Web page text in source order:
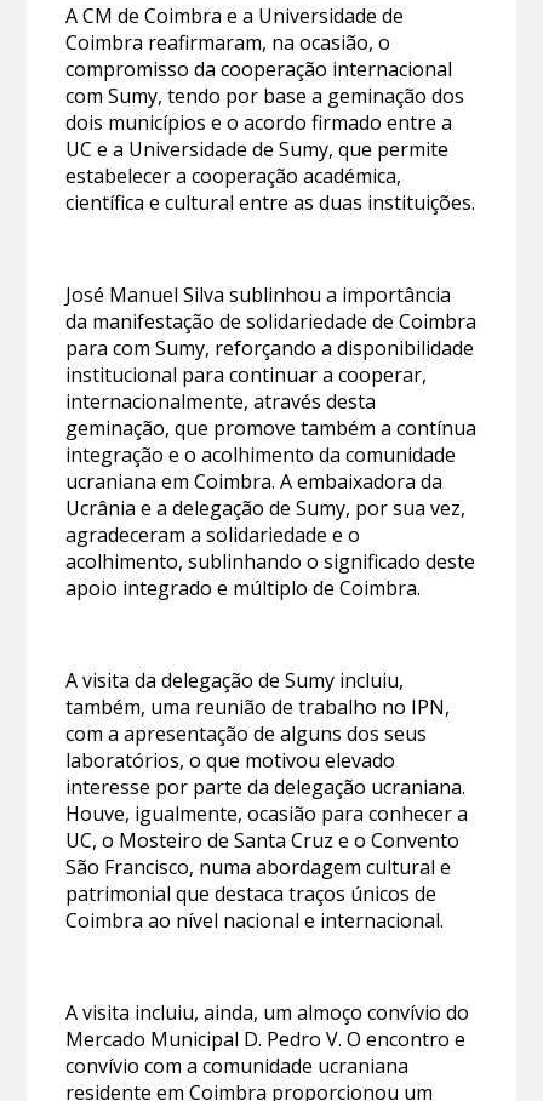
A CM de Coimbra e a Universidade de
Coimbra reafirmaram, na ocasião, o
compromisso da cooperação internacional
com Sumy, tendo por base a geminação dos
dois municípios e o acordo firmado entre a
UC e a Universidade de Sumy, que permite
estabelecer a cooperação académica,
científica e cultural entre as duas instituições.
José Manuel Silva sublinhou a importância
da manifestação de solidariedade de Coimbra
para com Sumy, reforçando a disponibilidade
institucional para continuar a cooperar,
internacionalmente, através desta
geminação, que promove também a contínua
integração e o acolhimento da comunidade
ucraniana em Coimbra. A embaixadora da
Ucrânia e a delegação de Sumy, por sua vez,
agradeceram a solidariedade e o
acolhimento, sublinhando o significado deste
apoio integrado e múltiplo de Coimbra.
A visita da delegação de Sumy incluiu,
também, uma reunião de trabalho no IPN,
com a apresentação de alguns dos seus
laboratórios, o que motivou elevado
interesse por parte da delegação ucraniana.
Houve, igualmente, ocasião para conhecer a
UC, o Mosteiro de Santa Cruz e o Convento
São Francisco, numa abordagem cultural e
patrimonial que destaca traços únicos de
Coimbra ao nível nacional e internacional.
A visita incluiu, ainda, um almoço convívio do
Mercado Municipal D. Pedro V. O encontro e
convívio com a comunidade ucraniana
residente em Coimbra proporcionou um